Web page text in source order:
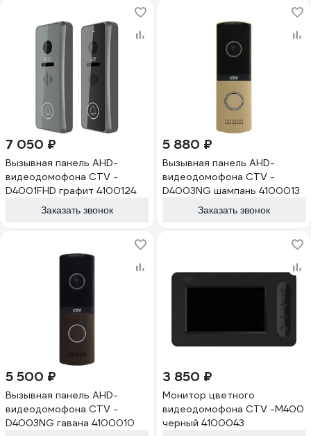
7 050 ₽
Вызывная панель AHD-
видеодомофона CTV -
D4001FHD графит 4100124
Заказать звонок
5 880 ₽
Вызывная панель AHD-
видеодомофона CTV -
D4003NG шампань 4100013
Заказать звонок
5 500 ₽
Вызывная панель AHD-
видеодомофона CTV -
D4003NG гавана 4100010
3 850 ₽
Монитор цветного
видеодомофона CTV -M400
черный 4100043